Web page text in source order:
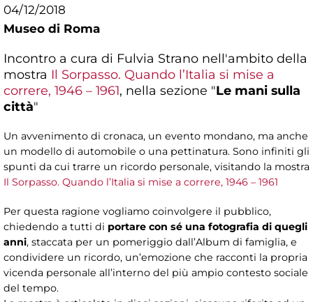
04/12/2018
Museo di Roma
Incontro a cura di Fulvia Strano nell'ambito della
mostra Il Sorpasso. Quando l’Italia si mise a
correre, 1946 – 1961, nella sezione "Le mani sulla
città"
Un avvenimento di cronaca, un evento mondano, ma anche
un modello di automobile o una pettinatura. Sono infiniti gli
spunti da cui trarre un ricordo personale, visitando la mostra
Il Sorpasso. Quando l’Italia si mise a correre, 1946 – 1961
Per questa ragione vogliamo coinvolgere il pubblico,
chiedendo a tutti di portare con sé una fotografia di quegli
anni, staccata per un pomeriggio dall’Album di famiglia, e
condividere un ricordo, un’emozione che racconti la propria
vicenda personale all’interno del più ampio contesto sociale
del tempo.